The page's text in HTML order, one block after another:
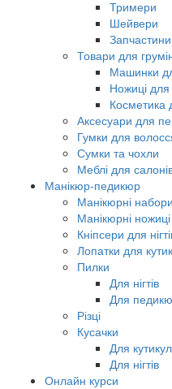
Тримери
Шейвери
Товари для
Машинки
Ножиці для
Косметика
Аксесуари для
Гумки для
Сумки та чохли
Меблі для
Манікюр-педикюр
Манікюрні набори
Манікюрні ножиці
Кніпсери для
Лопатки для
Пилки
Для нігтів
Для
Різці
Кусачки
Для
Для нігтів
Онлайн курси